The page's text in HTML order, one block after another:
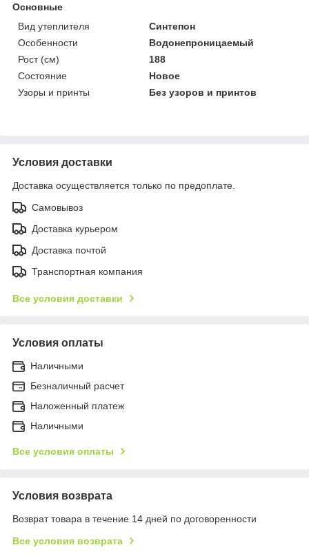
Основные
Вид утеплителя
Синтепон
Особенности
Водонепроницаемый
Рост (см)
188
Состояние
Новое
Узоры и принты
Без узоров и принтов
Условия доставки
Доставка осуществляется только по предоплате.
Самовывоз
Доставка курьером
Доставка почтой
Транспортная компания
Все условия доставки
Условия оплаты
Наличными
Безналичный расчет
Наложенный платеж
Наличными
Все условия оплаты
Условия возврата
Возврат товара в течение 14 дней по договоренности
Все условия возврата